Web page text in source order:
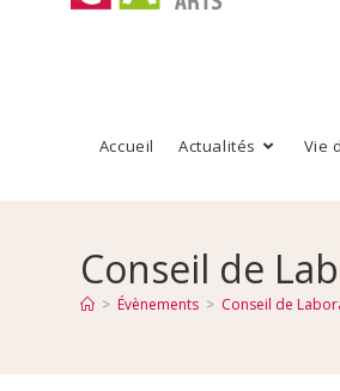
Accueil Actualités Vie
Conseil de
> Évènements > Conseil de